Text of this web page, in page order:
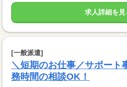
求人詳細を見
[一般派遣]
＼短期のお仕事／サポー
務時間の相談OK！